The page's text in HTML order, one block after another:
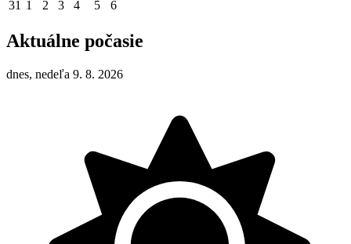
31 1 2 3 4 5 6
Aktuálne počasie
dnes, nedeľa 9. 8. 2026